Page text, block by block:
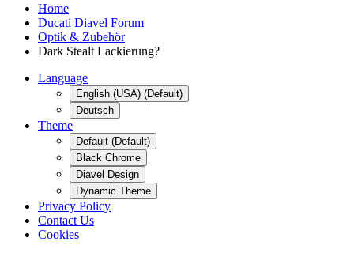
Home
Ducati Diavel Forum
Optik & Zubehör
Dark Stealt Lackierung?
Language
English (USA) (Default)
Deutsch
Theme
Default (Default)
Black Chrome
Diavel Design
Dynamic Theme
Privacy Policy
Contact Us
Cookies